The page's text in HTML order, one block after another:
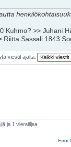
Kuhmo? >> Juhani
Riitta Sassali 1843
viestit ajalta:
ja 1 vierailijaa
Error